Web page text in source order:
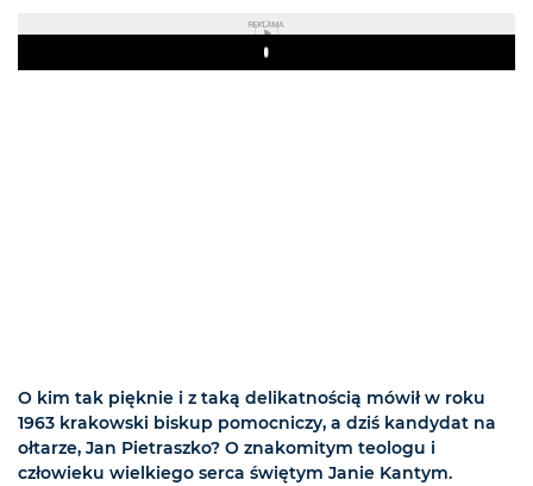
REKLAMA
Play
O kim tak pięknie i z taką delikatnością mówił w roku
1963 krakowski biskup pomocniczy, a dziś kandydat na
ołtarze, Jan Pietraszko? O znakomitym teologu i
człowieku wielkiego serca świętym Janie Kantym.